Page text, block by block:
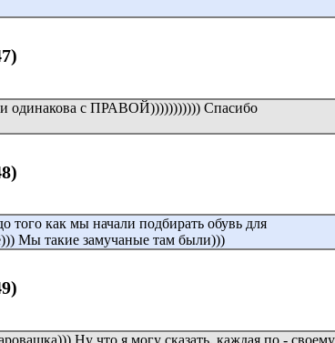
одинакова с ПРАВОЙ))))))))))) Спасибо
как мы начали подбирать обувь для
Мы такие замучаные там были)))